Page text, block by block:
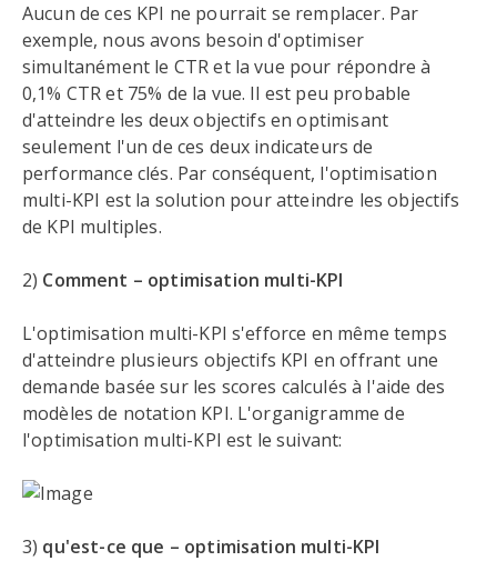
Aucun de ces KPI ne pourrait se remplacer. Par
exemple, nous avons besoin d'optimiser
simultanément le CTR et la vue pour répondre à
0,1% CTR et 75% de la vue. Il est peu probable
d'atteindre les deux objectifs en optimisant
seulement l'un de ces deux indicateurs de
performance clés. Par conséquent, l'optimisation
multi-KPI est la solution pour atteindre les objectifs
de KPI multiples.
2) Comment – optimisation multi-KPI
L'optimisation multi-KPI s'efforce en même temps
d'atteindre plusieurs objectifs KPI en offrant une
demande basée sur les scores calculés à l'aide des
modèles de notation KPI. L'organigramme de
l'optimisation multi-KPI est le suivant:
3) qu'est-ce que – optimisation multi-KPI